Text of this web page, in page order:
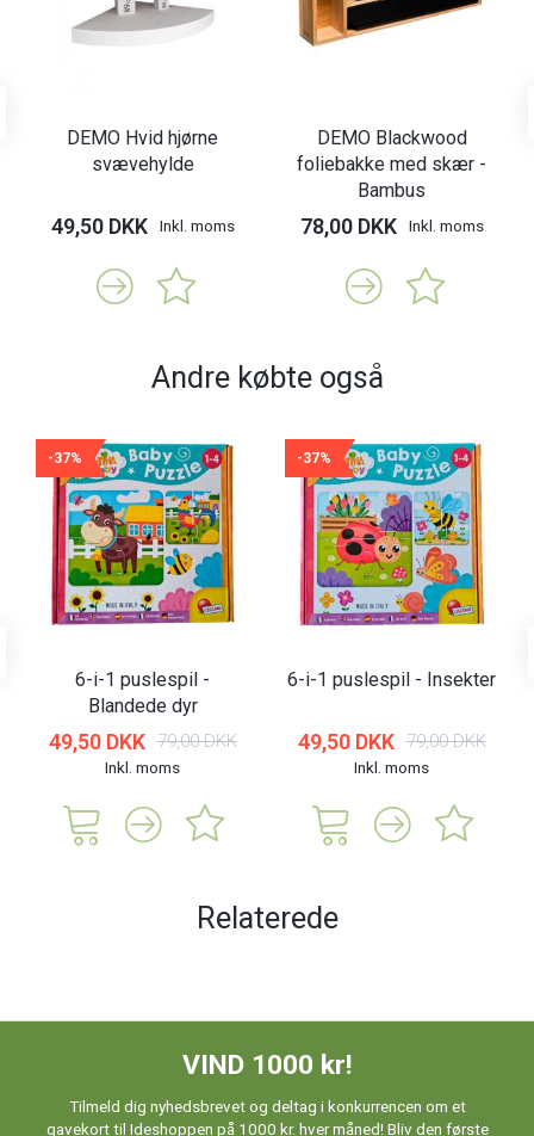
DEMO Hvid hjørne
svævehylde
49,50 DKK Inkl. moms
DEMO Blackwood
foliebakke med skær -
Bambus
78,00 DKK Inkl. moms
Andre købte også
-37%
6-i-1 puslespil -
Blandede dyr
49,50 DKK 79,00 DKK
Inkl. moms
-37%
6-i-1 puslespil - Insekter
49,50 DKK 79,00 DKK
Inkl. moms
Relaterede
VIND 1000 kr!
Tilmeld dig nyhedsbrevet og deltag i konkurrencen om et
gavekort til Ideshoppen på 1000 kr. hver måned! Bliv den første